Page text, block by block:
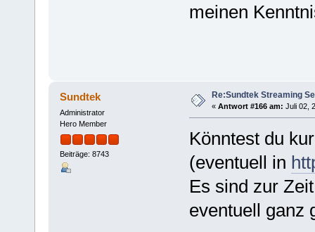
meinen
Sundtek
Administrator
Hero Member
Beiträge: 8743
Re:Sundtek Streaming
« Antwort #166 am: Juli 02,
Könntest du
(eventuell in
Es sind zur
eventuell ganz